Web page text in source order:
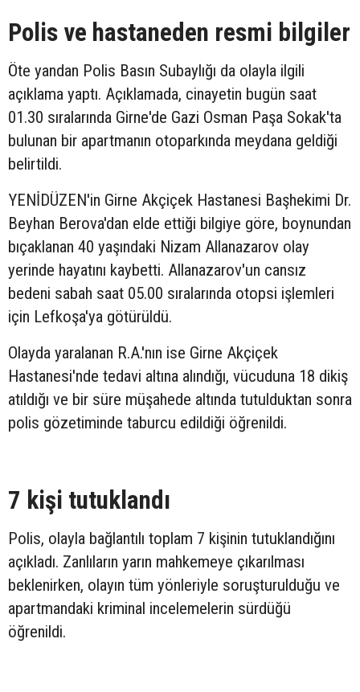
Polis ve hastaneden resmi bilgiler
Öte yandan Polis Basın Subaylığı da olayla ilgili
açıklama yaptı. Açıklamada, cinayetin bugün saat
01.30 sıralarında Girne'de Gazi Osman Paşa Sokak'ta
bulunan bir apartmanın otoparkında meydana geldiği
belirtildi.
YENİDÜZEN'in Girne Akçiçek Hastanesi Başhekimi Dr.
Beyhan Berova'dan elde ettiği bilgiye göre, boynundan
bıçaklanan 40 yaşındaki Nizam Allanazarov olay
yerinde hayatını kaybetti. Allanazarov'un cansız
bedeni sabah saat 05.00 sıralarında otopsi işlemleri
için Lefkoşa'ya götürüldü.
Olayda yaralanan R.A.'nın ise Girne Akçiçek
Hastanesi'nde tedavi altına alındığı, vücuduna 18 dikiş
atıldığı ve bir süre müşahede altında tutulduktan sonra
polis gözetiminde taburcu edildiği öğrenildi.
7 kişi tutuklandı
Polis, olayla bağlantılı toplam 7 kişinin tutuklandığını
açıkladı. Zanlıların yarın mahkemeye çıkarılması
beklenirken, olayın tüm yönleriyle soruşturulduğu ve
apartmandaki kriminal incelemelerin sürdüğü
öğrenildi.